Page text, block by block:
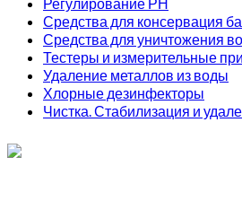
Средства для консервация
Средства для уничтожения
Тестеры и измерительные
Удаление металлов из воды
Хлорные дезинфекторы
Чистка. Стабилизация и